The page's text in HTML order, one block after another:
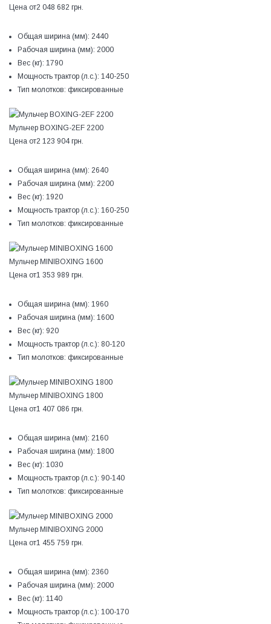
Цена от2 048 682 грн.
Общая ширина (мм): 2440
Рабочая ширина (мм): 2000
Вес (кг): 1790
Мощность трактор (л.с.): 140-250
Тип молотков: фиксированные
Мульчер BOXING-2EF 2200
Цена от2 123 904 грн.
Общая ширина (мм): 2640
Рабочая ширина (мм): 2200
Вес (кг): 1920
Мощность трактор (л.с.): 160-250
Тип молотков: фиксированные
Мульчер MINIBOXING 1600
Цена от1 353 989 грн.
Общая ширина (мм): 1960
Рабочая ширина (мм): 1600
Вес (кг): 920
Мощность трактор (л.с.): 80-120
Тип молотков: фиксированные
Мульчер MINIBOXING 1800
Цена от1 407 086 грн.
Общая ширина (мм): 2160
Рабочая ширина (мм): 1800
Вес (кг): 1030
Мощность трактор (л.с.): 90-140
Тип молотков: фиксированные
Мульчер MINIBOXING 2000
Цена от1 455 759 грн.
Общая ширина (мм): 2360
Рабочая ширина (мм): 2000
Вес (кг): 1140
Мощность трактор (л.с.): 100-170